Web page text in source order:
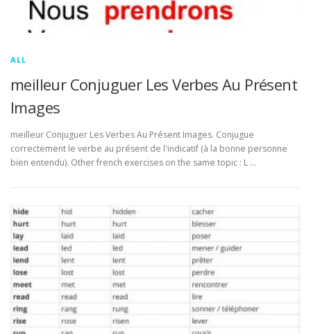
ALL
meilleur Conjuguer Les Verbes Au Présent
Images
meilleur Conjuguer Les Verbes Au Présent Images. Conjugue
correctement le verbe au présent de l'indicatif (à la bonne personne
bien entendu). Other french exercises on the same topic : L …